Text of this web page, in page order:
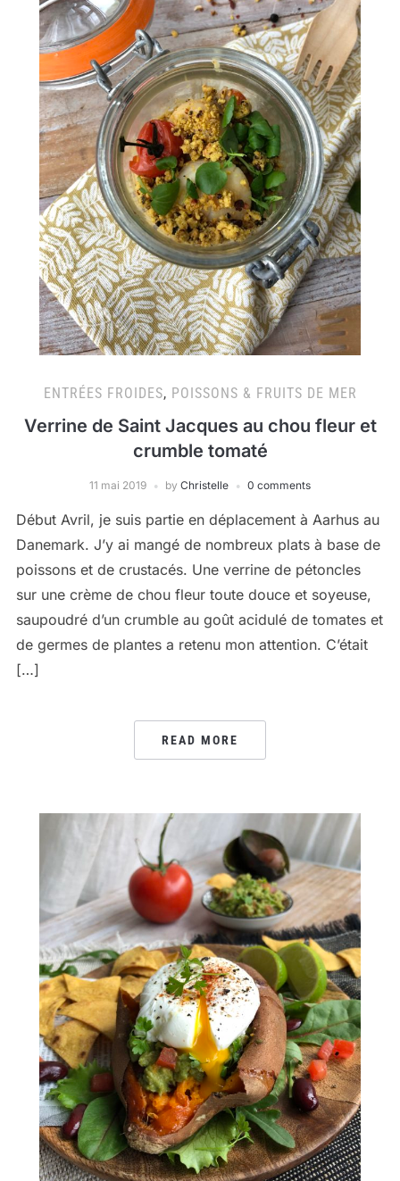
ENTRÉES FROIDES, POISSONS & FRUITS DE MER
Verrine de Saint Jacques au chou fleur et
crumble tomaté
11 mai 2019 by Christelle 0 comments
Début Avril, je suis partie en déplacement à Aarhus au
Danemark. J’y ai mangé de nombreux plats à base de
poissons et de crustacés. Une verrine de pétoncles
sur une crème de chou fleur toute douce et soyeuse,
saupoudré d’un crumble au goût acidulé de tomates et
de germes de plantes a retenu mon attention. C’était
[…]
READ MORE